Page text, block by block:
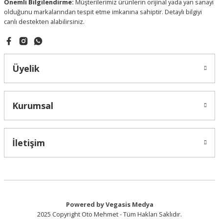
Önemli Bilgilendirme: Müşterilerimiz ürünlerin orijinal yada yan sanayi
olduğunu markalarından tespit etme imkanına sahiptir. Detaylı bilgiyi
canlı destekten alabilirsiniz.
Üyelik
Kurumsal
İletişim
Powered by Vegasis Medya
2025 Copyright Oto Mehmet - Tüm Hakları Saklıdır.